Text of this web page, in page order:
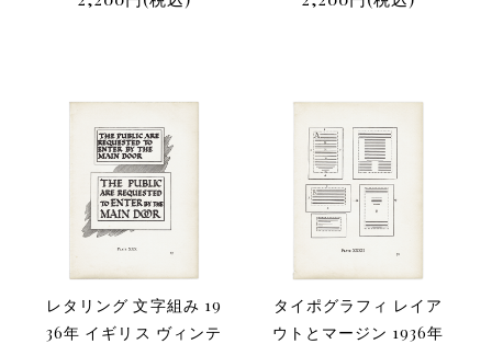
レタリング 文字組み 19
36年 イギリス ヴィンテ
タイポグラフィ レイア
ウトとマージン 1936年